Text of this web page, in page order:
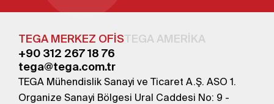
TEGA MERKEZ OFİSTEGA AMERİKA
+90 312 267 18 76
tega@tega.com.tr
TEGA Mühendislik Sanayi ve Ticaret A.Ş. ASO 1.
Organize Sanayi Bölgesi Ural Caddesi No: 9 -